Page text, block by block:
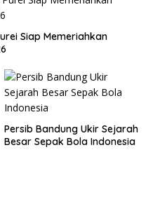
Siap Memeriahkan
Persib Bandung Ukir Sejarah
Besar Sepak Bola Indonesia